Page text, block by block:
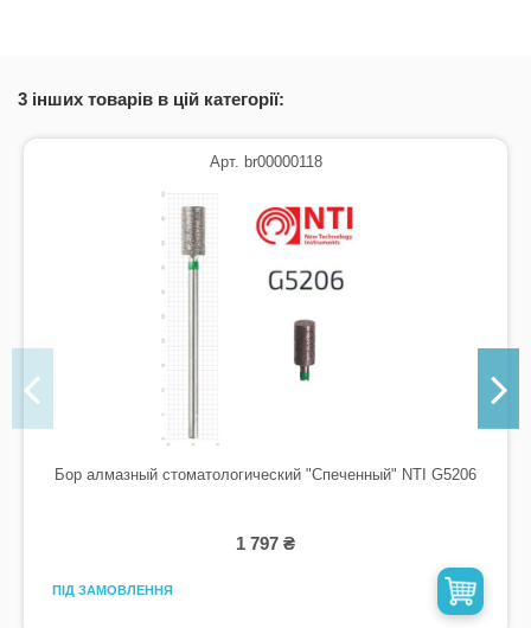
3 інших товарів в цій категорії:
Арт. br00000118
Бор алмазный стоматологический "Спеченный" NTI G5206
1 797 ₴
ПІД ЗАМОВЛЕННЯ